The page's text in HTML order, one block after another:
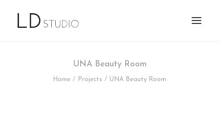
UNA Beauty Room
Home Projects UNA Beauty Room